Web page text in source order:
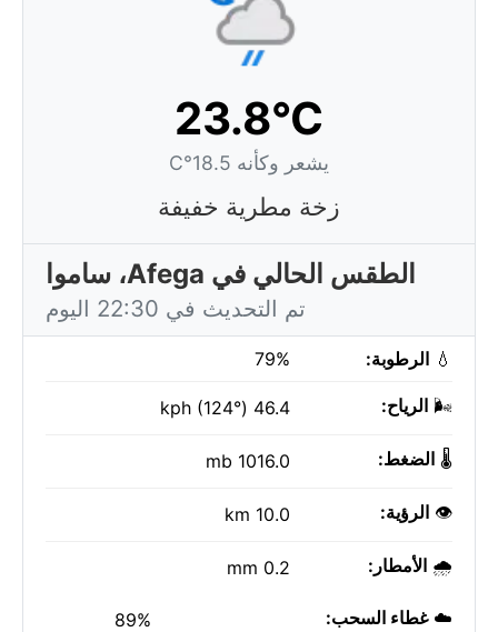
23.8°C
يشعر وكأنه 18.5°C
زخة مطرية خفيفة
الطقس الحالي في Afega، ساموا
تم التحديث في 22:30 اليوم
💧 الرطوبة: 79%
🌬️ الرياح: 46.4 kph (124°)
🌡️ الضغط: 1016.0 mb
👁️ الرؤية: 10.0 km
🌧️ الأمطار: 0.2 mm
☁️غطاء السحب: 89%